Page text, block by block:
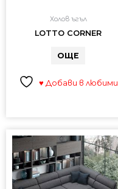
Холов ъгъл
LOTTO CORNER
ОЩЕ
♥ Добави в любими